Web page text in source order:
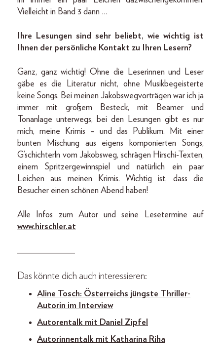
Vielleicht in Band 3 dann …
Ihre Lesungen sind sehr beliebt, wie wichtig ist
Ihnen der persönliche Kontakt zu Ihren Lesern?
Ganz, ganz wichtig! Ohne die Leserinnen und Leser
gäbe es die Literatur nicht, ohne Musikbegeisterte
keine Songs. Bei meinen Jakobswegvorträgen war ich ja
immer mit großem Besteck, mit Beamer und
Tonanlage unterwegs, bei den Lesungen gibt es nur
mich, meine Krimis – und das Publikum. Mit einer
bunten Mischung aus eigens komponierten Songs,
G’schichterln vom Jakobsweg, schrägen Hirschi-Texten,
einem Spritzergewinnspiel und natürlich ein paar
Leichen aus meinen Krimis. Wichtig ist, dass die
Besucher einen schönen Abend haben!
Alle Infos zum Autor und seine Lesetermine auf
www.hirschler.at
_____________
Das könnte dich auch interessieren:
Aline Tosch: Österreichs jüngste Thriller-
Autorin im Interview
Autorentalk mit Daniel Zipfel
Autorinnentalk mit Katharina Riha